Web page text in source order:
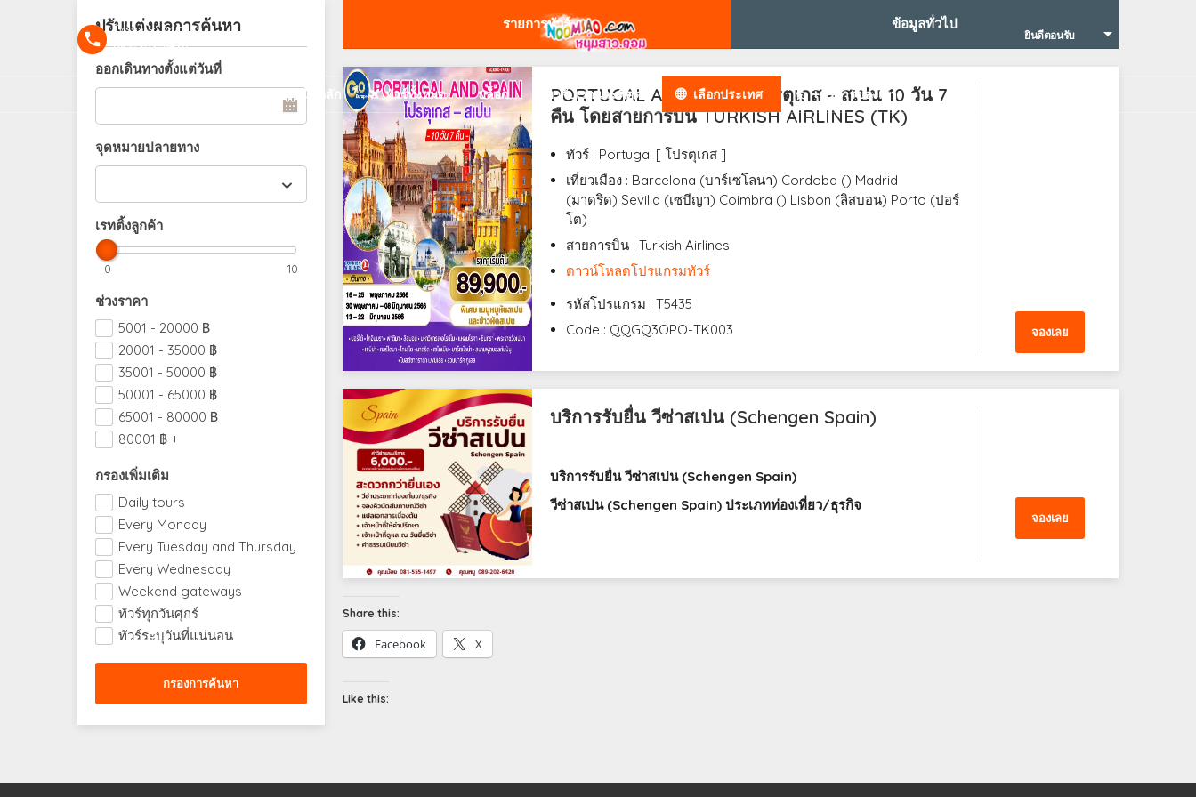
โทรหาเรา 24/7
089-202-6420
ยินดีตอนรับ
หน้าหลัก ทัวร์ทั้งหมด บล็อก เกี่ยวกับเราและติดต่อ เลือกประเทศ +บริการของเรา
ปรับแต่งผลการค้นหา
จุดหมายปลายทาง
กรองเพิ่มเติม
Daily tours
Every Monday
Every Tuesday and Thursday
Every Wednesday
Weekend gateways
ทัวร์ทุกวันศุกร์
ทัวร์ระบุวันที่แน่นอน
ออกเดินทางตั้งแต่วันที่
เรทติ้งลูกค้า
0 10
ช่วงราคา
5001 - 20000 ฿
20001 - 35000 ฿
35001 - 50000 ฿
50001 - 65000 ฿
65001 - 80000 ฿
80001 ฿ +
รายการทัวร์ ข้อมูลทั่วไป
PORTUGAL AND SPAIN โปรตุเกส – สเปน 10 วัน 7
คืน โดยสายการบิน TURKISH AIRLINES (TK)
ทัวร์ : Portugal [ โปรตุเกส ]
เที่ยวเมือง : Barcelona (บาร์เซโลนา) Cordoba () Madrid
(มาดริด) Sevilla (เซบีญา) Coimbra () Lisbon (ลิสบอน) Porto (ปอร์
โต)
สายการบิน : Turkish Airlines
ดาวน์โหลดโปรแกรมทัวร์
รหัสโปรแกรม : T5435
Code : QQGQ3OPO-TK003
จองเลย
บริการรับยื่น วีซ่าสเปน (Schengen Spain)
บริการรับยื่น วีซ่าสเปน (Schengen Spain)
วีซ่าสเปน (Schengen Spain) ประเภทท่องเที่ยว/ธุรกิจ
จองเลย
Share this:
Facebook X
Like this: